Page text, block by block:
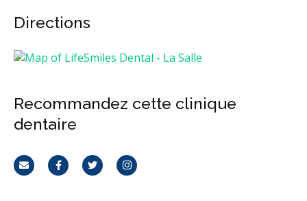
Directions
Recommandez cette clinique
dentaire
CourrielFacebookTwitterInstagram